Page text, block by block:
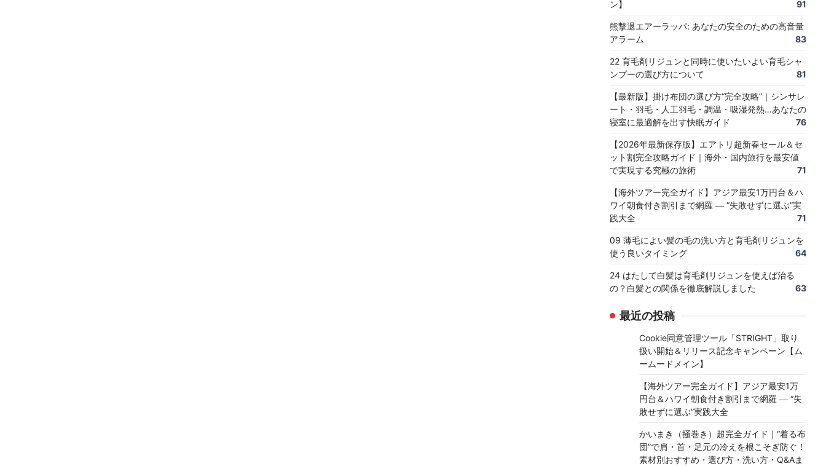
ン】
91
熊撃退エアーラッパ: あなたの安全のための高音量
アラーム
83
22 育毛剤リジュンと同時に使いたいよい育毛シャ
ンプーの選び方について
81
【最新版】掛け布団の選び方“完全攻略”｜シンサレ
ート・羽毛・人工羽毛・調温・吸湿発熱…あなたの
寝室に最適解を出す快眠ガイド
76
【2026年最新保存版】エアトリ超新春セール＆セ
ット割完全攻略ガイド｜海外・国内旅行を最安値
で実現する究極の旅術
71
【海外ツアー完全ガイド】アジア最安1万円台＆ハ
ワイ朝食付き割引まで網羅 ― “失敗せずに選ぶ”実
践大全
71
09 薄毛によい髪の毛の洗い方と育毛剤リジュンを
使う良いタイミング
64
24 はたして白髪は育毛剤リジュンを使えば治る
の？白髪との関係を徹底解説しました
63
最近の投稿
Cookie同意管理ツール「STRIGHT」取り
扱い開始＆リリース記念キャンペーン【ム
ームードメイン】
【海外ツアー完全ガイド】アジア最安1万
円台＆ハワイ朝食付き割引まで網羅 ― “失
敗せずに選ぶ”実践大全
かいまき（掻巻き）超完全ガイド｜“着る布
団”で肩・首・足元の冷えを根こそぎ防ぐ！
素材別おすすめ・選び方・洗い方・Q&Aま